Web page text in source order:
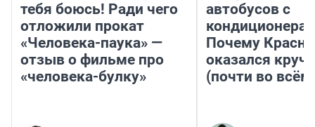
тебя боюсь! Ради чего
отложили прокат
«Человека-паука» —
отзыв о фильме про
«человека-булку»
автобусов с
Почему
оказался
(почти во